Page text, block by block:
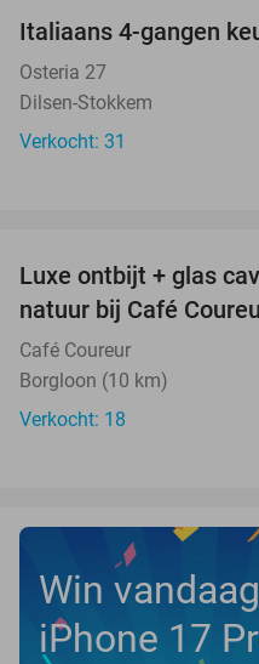
TODAY
Italiaans 4-gangen
Osteria 27
Dilsen-Stokkem
Verkocht: 31
TODAY
Luxe ontbijt + glas
natuur bij Café
Café Coureur
Borgloon (10 km)
Verkocht: 18
Win
iPhone 17